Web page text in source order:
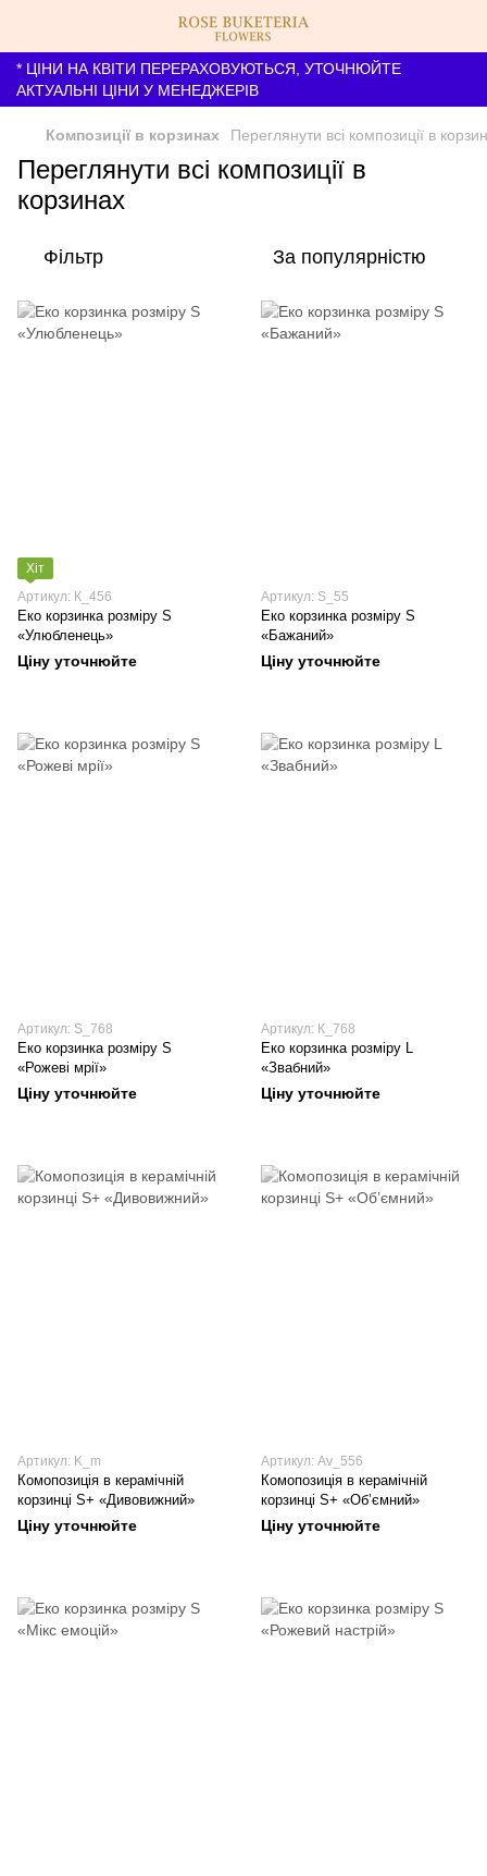
* ЦІНИ НА КВІТИ ПЕРЕРАХОВУЮТЬСЯ, УТОЧНЮЙТЕ
АКТУАЛЬНІ ЦІНИ У МЕНЕДЖЕРІВ
Композиції в корзинах Переглянути всі композиції в
Переглянути всі композиції в
корзинах
Фільтр За популярністю
Хіт
Артикул: К_456
Еко корзинка розміру S
«Улюбленець»
Ціну уточнюйте
Артикул: S_55
Еко корзинка розміру S
«Бажаний»
Ціну уточнюйте
Артикул: S_768
Еко корзинка розміру S
«Рожеві мрії»
Ціну уточнюйте
Артикул: К_768
Еко корзинка розміру L
«Звабний»
Ціну уточнюйте
Артикул: K_m
Комопозиція в керамічній
корзинці S+ «Дивовижний»
Ціну уточнюйте
Артикул: Av_556
Комопозиція в керамічній
корзинці S+ «Обʼємний»
Ціну уточнюйте